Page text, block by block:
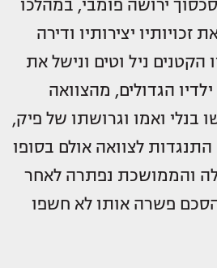
ירושה פומבי, במהלכו
זכויותיו יצירותיו ודירה
הקטנים ניל וטים ונישל את
הגדולים, מהצוואה
בנלי ואמו וגרושתו של פיק,
לצוואה אולם בסופו
והממושכת נפתרה לאחר
פשרה אותו לא חשפו